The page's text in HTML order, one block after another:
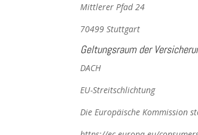
Mittlerer Pfad 24
70499 Stuttgart
Geltungsraum der
DACH
EU-Streitschlichtung
Die Europäische Kommission